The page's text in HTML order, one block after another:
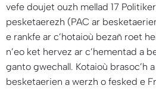
vefe doujet ouzh mellad 17
pesketaerezh (PAC ar
e rankfe ar c’hotaioù bezañ roet
n’eo ket hervez ar c’hementad a
ganto gwechall. Kotaioù brasoc’h
besketaerien a werzh o fesked e